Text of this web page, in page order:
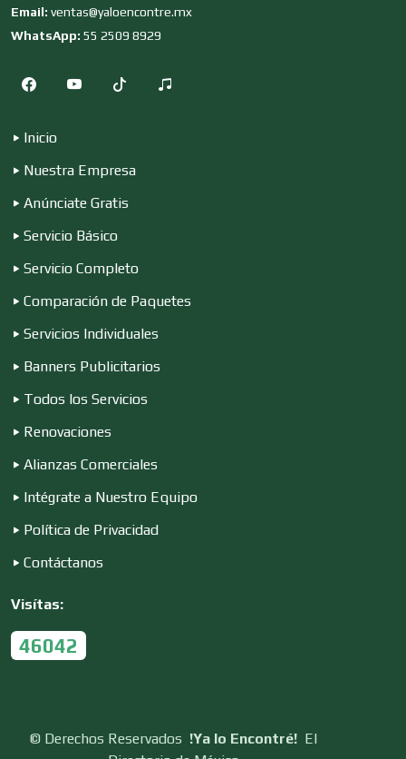
Clubes Deportivos
Cocinas Integrales
Construcciones en General
Contadores
Control de Plagas
Conversiones Automotrices
Email: ventas@yaloencontre.mx
WhatsApp: 55 2509 8929
Inicio
Nuestra Empresa
Anúnciate Gratis
Servicio Básico
Servicio Completo
Comparación de Paquetes
Servicios Individuales
Banners Publicitarios
Todos los Servicios
Renovaciones
Alianzas Comerciales
Intégrate a Nuestro Equipo
Política de Privacidad
Contáctanos
Visítas:
46042
© Derechos Reservados !Ya lo Encontré! El